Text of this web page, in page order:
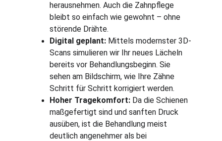
herausnehmen. Auch die Zahnpflege
bleibt so einfach wie gewohnt – ohne
störende Drähte.
Digital geplant: Mittels modernster 3D-
Scans simulieren wir Ihr neues Lächeln
bereits vor Behandlungsbeginn. Sie
sehen am Bildschirm, wie Ihre Zähne
Schritt für Schritt korrigiert werden.
Hoher Tragekomfort: Da die Schienen
maßgefertigt sind und sanften Druck
ausüben, ist die Behandlung meist
deutlich angenehmer als bei